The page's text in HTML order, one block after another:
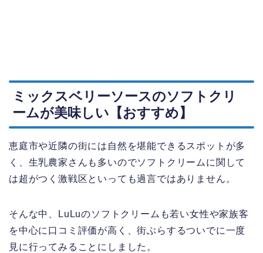
ミックスベリーソースのソフトクリ
ームが美味しい【おすすめ】
恵庭市や近隣の街には自然を堪能できるスポットが多
く、生乳農家さんも多いのでソフトクリームに関して
は超がつく激戦区といっても過言ではありません。
そんな中、LuLuのソフトクリームも若い女性や家族客
を中心に口コミ評価が高く、街ぶらするついでに一度
見に行ってみることにしました。